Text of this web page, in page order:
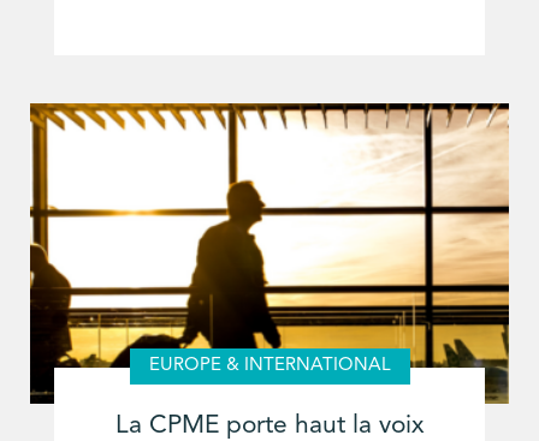
EUROPE & INTERNATIONAL
La CPME porte haut la voix